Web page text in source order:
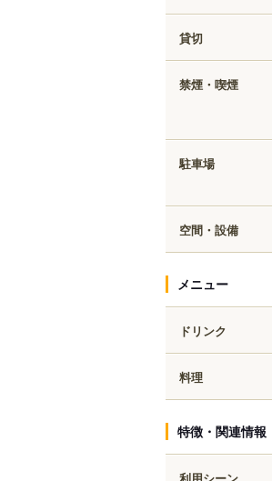
貸切
禁煙・喫煙
駐車場
空間・設備
メニュー
ドリンク
料理
特徴・関連情報
利用シーン